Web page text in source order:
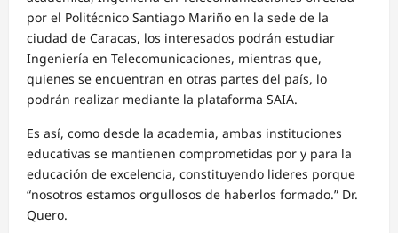
por el Politécnico Santiago Mariño en la sede de la
ciudad de Caracas, los interesados podrán estudiar
Ingeniería en Telecomunicaciones, mientras que,
quienes se encuentran en otras partes del país, lo
podrán realizar mediante la plataforma SAIA.
Es así, como desde la academia, ambas instituciones
educativas se mantienen comprometidas por y para la
educación de excelencia, constituyendo lideres porque
“nosotros estamos orgullosos de haberlos formado.” Dr.
Quero.